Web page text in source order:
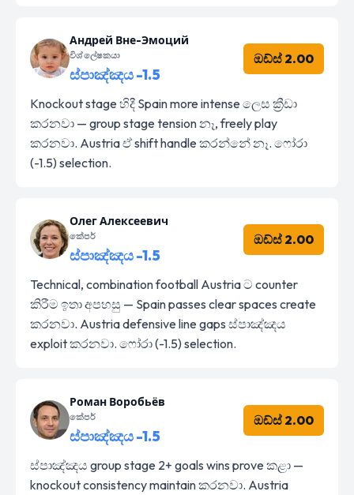
Андрей Вне-Эмоций
විශ්ලේෂකයා
ස්පාඤ්ඤය -1.5
ඔඩ්ස් 2.00
Knockout stage හිදී Spain more intense ලෙස ක්‍රීඩා
කරනවා — group stage tension නෑ, freely play
කරනවා. Austria ඒ shift handle කරන්නේ නෑ. ෆෝරා
(-1.5) selection.
Олег Алексеевич
කේපර්
ස්පාඤ්ඤය -1.5
ඔඩ්ස් 2.00
Technical, combination football Austria ට counter
කිරීම ඉතා අපහසු — Spain passes clear spaces create
කරනවා. Austria defensive line gaps ස්පාඤ්ඤය
exploit කරනවා. ෆෝරා (-1.5) selection.
Роман Воробьёв
කේපර්
ස්පාඤ්ඤය -1.5
ඔඩ්ස් 2.00
ස්පාඤ්ඤය group stage 2+ goals wins prove කළා —
knockout consistency maintain කරනවා. Austria